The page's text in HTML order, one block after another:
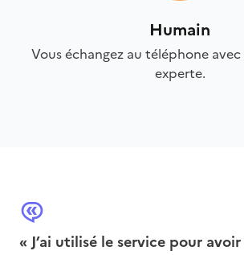
Humain
Vous échangez au téléphone
experte.
« J’ai utilisé le service pour